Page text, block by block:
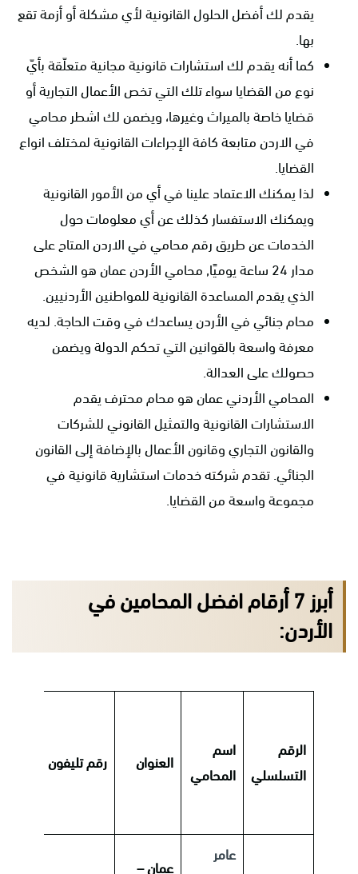
يقدم لك أفضل الحلول القانونية لأي مشكلة أو أزمة تقع
بها.
كما أنه يقدم لك استشارات قانونية مجانية متعلّقة بأيّ
نوع من القضايا سواء تلك التي تخص الأعمال التجارية أو
قضايا خاصة بالميراث وغيرها، ويضمن لك اشطر محامي
في الاردن متابعة كافة الإجراءات القانونية لمختلف انواع
القضايا.
لذا يمكنك الاعتماد علينا في أي من الأمور القانونية
ويمكنك الاستفسار كذلك عن أي معلومات حول
الخدمات عن طريق رقم محامي في الاردن المتاح على
مدار 24 ساعة يوميًا, محامي الأردن عمان هو الشخص
الذي يقدم المساعدة القانونية للمواطنين الأردنيين.
محام جنائي في الأردن يساعدك في وقت الحاجة. لديه
معرفة واسعة بالقوانين التي تحكم الدولة ويضمن
حصولك على العدالة.
المحامي الأردني عمان هو محام محترف يقدم
الاستشارات القانونية والتمثيل القانوني للشركات
والقانون التجاري وقانون الأعمال بالإضافة إلى القانون
الجنائي. تقدم شركته خدمات استشارية قانونية في
مجموعة واسعة من القضايا.
أبرز 7 أرقام افضل المحامين في
الأردن:
الرقم
التسلسلي
اسم
المحامي
العنوان رقم تليفون
عامر
عمان –